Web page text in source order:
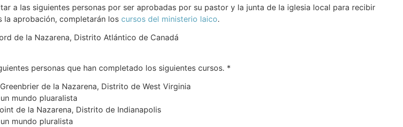
a las siguientes personas por ser aprobadas por su pastor y la junta de la iglesia local para recibir
aprobación, completarán los cursos del ministerio laico.
de la Nazarena, Distrito Atlántico de Canadá
personas que han completado los siguientes cursos. *
de la Nazarena, Distrito de West Virginia
mundo pluaralista
de la Nazarena, Distrito de Indianapolis
mundo pluralista